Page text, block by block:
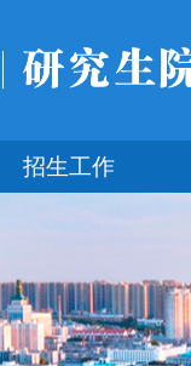
招生工作